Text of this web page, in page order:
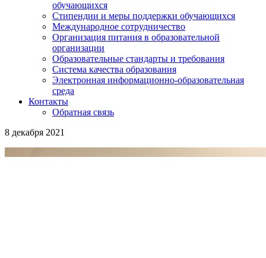
обучающихся
Стипендии и меры поддержки обучающихся
Международное сотрудничество
Организация питания в образовательной
организации
Образовательные стандарты и требования
Система качества образования
Электронная информационно-образовательная
среда
Контакты
Обратная связь
8 декабря 2021